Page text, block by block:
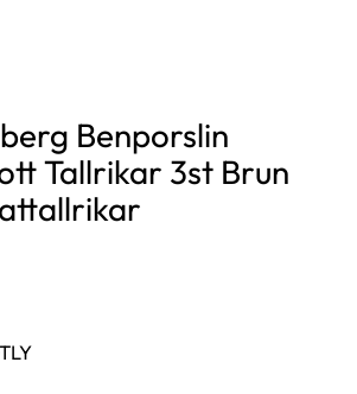
Benporslin
Tallrikar 3st Brun